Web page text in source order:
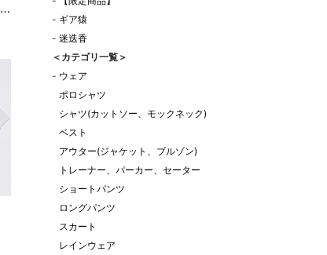
- ギア猿
- 迷迭香
＜カテゴリ一覧＞
- ウェア
ポロシャツ
シャツ(カットソー、モックネック)
ベスト
アウター(ジャケット、ブルゾン)
トレーナー、パーカー、セーター
ショートパンツ
ロングパンツ
スカート
レインウェア